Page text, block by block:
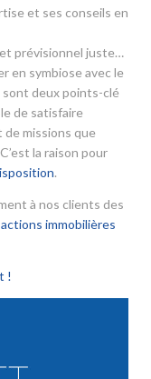
et ses conseils en
prévisionnel juste…
en symbiose avec le
sont deux points-clé
de satisfaire
missions que
la raison pour
.
à nos clients des
immobilières
!